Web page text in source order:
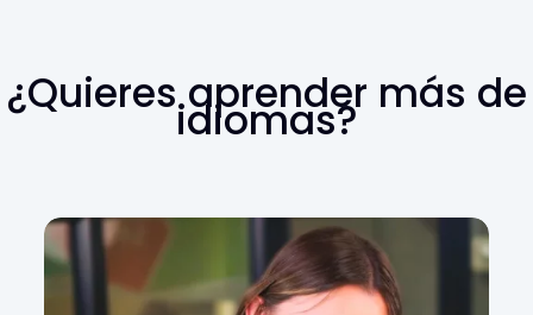
¿Quieres aprender más de
idiomas?